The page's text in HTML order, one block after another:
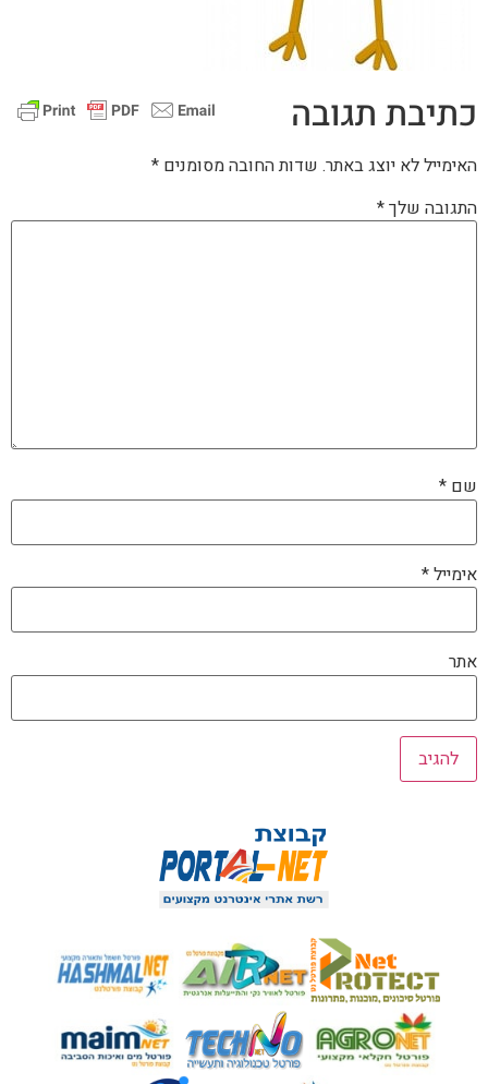
כתיבת תגובה
האימייל לא יוצג באתר. שדות החובה מסומנים *
התגובה שלך*
שם *
אימייל*
אתר